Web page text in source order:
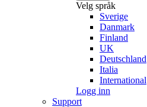
Velg språk
Sverige
Danmark
Finland
UK
Deutschland
Italia
International
Logg inn
Support